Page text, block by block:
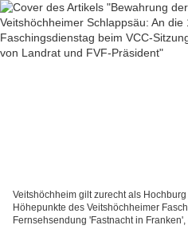
Veitshöchheim gilt zurecht als
Höhepunkte des Veitshöchheimer
Fernsehsendung 'Fastnacht in Franken',